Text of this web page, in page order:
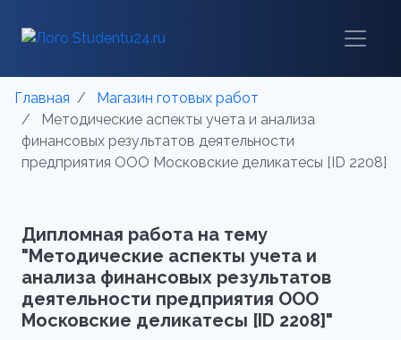
Главная
Магазин готовых работ
Методические аспекты учета и анализа
финансовых результатов деятельности
предприятия ООО Московские деликатесы [ID 2208]
Дипломная работа на тему
"Методические аспекты учета и
анализа финансовых результатов
деятельности предприятия ООО
Московские деликатесы [ID 2208]"